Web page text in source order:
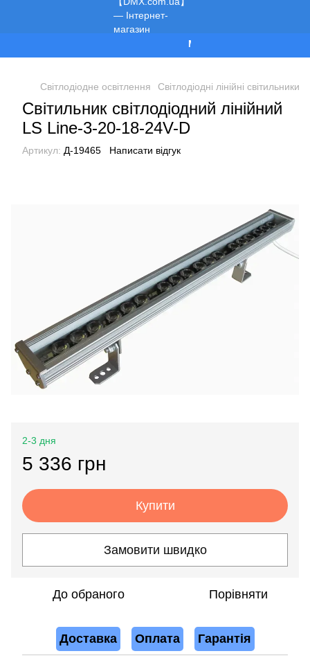
Ми працюємо!
Світлодіодне освітлення Світлодіодні лінійні світильники
Світильник світлодіодний лінійний
LS Line-3-20-18-24V-D
Артикул: Д-19465 Написати відгук
2-3 дня
5 336 грн
Купити
Замовити швидко
До обраного Порівняти
Доставка Оплата Гарантія